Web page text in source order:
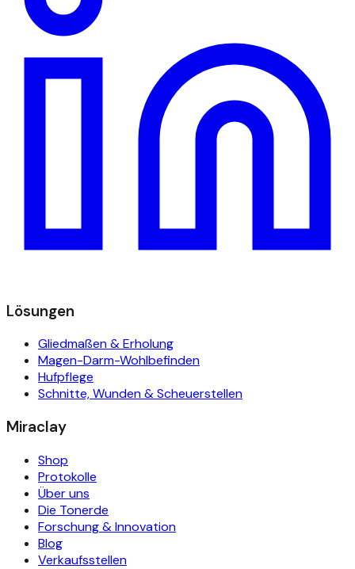
Lösungen
Gliedmaßen & Erholung
Magen-Darm-Wohlbefinden
Hufpflege
Schnitte, Wunden & Scheuerstellen
Miraclay
Shop
Protokolle
Über uns
Die Tonerde
Forschung & Innovation
Blog
Verkaufsstellen